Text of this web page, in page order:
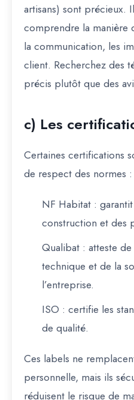
artisans) sont précieux.
comprendre la
la communication, les
client. Recherchez des
précis plutôt que des
c) Les
Certaines certifications
de respect des normes :
NF Habitat :
construction et des
Qualibat : atteste
technique et de la
l’entreprise.
ISO : certifie les
de qualité.
Ces labels ne
personnelle, mais ils
réduisent le risque de